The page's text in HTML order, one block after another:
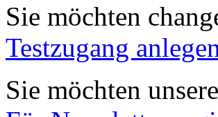
Sie möchten
Testzugang
Sie möchten